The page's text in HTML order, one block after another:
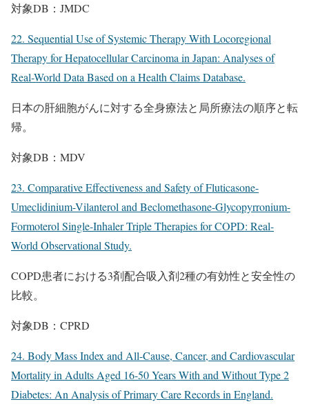
対象DB：JMDC
22. Sequential Use of Systemic Therapy With Locoregional
Therapy for Hepatocellular Carcinoma in Japan: Analyses of
Real-World Data Based on a Health Claims Database.
日本の肝細胞がんに対する全身療法と局所療法の順序と転
帰。
対象DB：MDV
23. Comparative Effectiveness and Safety of Fluticasone-
Umeclidinium-Vilanterol and Beclomethasone-Glycopyrronium-
Formoterol Single-Inhaler Triple Therapies for COPD: Real-
World Observational Study.
COPD患者における3剤配合吸入剤2種の有効性と安全性の
比較。
対象DB：CPRD
24. Body Mass Index and All-Cause, Cancer, and Cardiovascular
Mortality in Adults Aged 16-50 Years With and Without Type 2
Diabetes: An Analysis of Primary Care Records in England.